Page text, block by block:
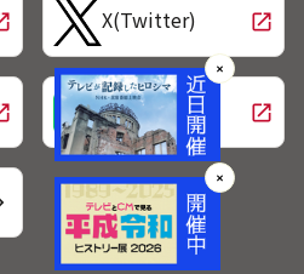
X(Twitter) open_in_new
LINE open_in_new
✕
✕